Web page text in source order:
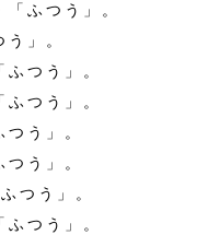
「ふつう」。
う」。
ふつう」。
ふつう」。
つう」。
つう」。
つう」。
ふつう」。